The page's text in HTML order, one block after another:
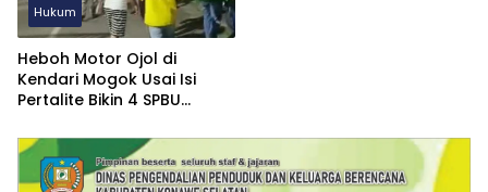
Hukum
Heboh Motor Ojol di
Kendari Mogok Usai Isi
Pertalite Bikin 4 SPBU